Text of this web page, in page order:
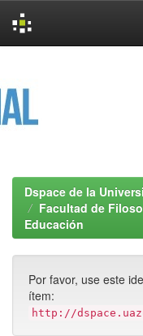
Dspace de la
Facultad de
Educación
Por favor, use este
ítem:
http://